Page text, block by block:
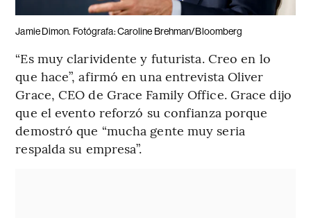
Jamie Dimon. Fotógrafa: Caroline Brehman/Bloomberg
“Es muy clarividente y futurista. Creo en lo
que hace”, afirmó en una entrevista Oliver
Grace, CEO de Grace Family Office. Grace dijo
que el evento reforzó su confianza porque
demostró que “mucha gente muy seria
respalda su empresa”.